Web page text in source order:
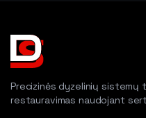
Precizinės dyzelinių
restauravimas naudojant